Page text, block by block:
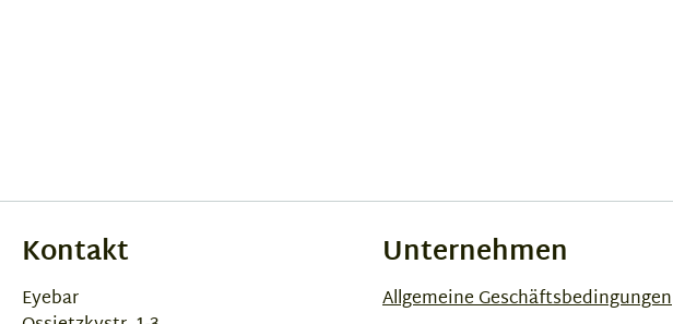
Kontakt
Eyebar
Unternehmen
Allgemeine Geschäftsbedingungen